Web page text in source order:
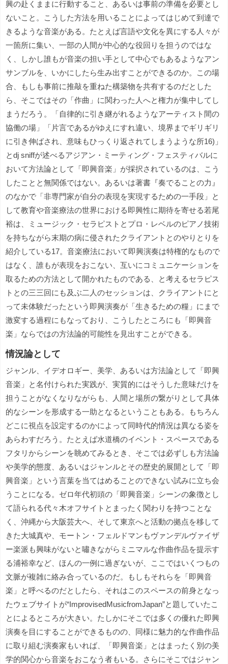
興の赴くままに行動すること、あるいは事前の準備を必要とし
ないこと。こうした方法を用いることによってはじめて到達で
きるような音楽がある。たとえば言語や文化を異にする人々が
一箇所に集い、一部の人間が中心的な役回りを担うのではな
く、しかし誰もが音楽の担い手として中心でもあるようなアン
サンブルを、いかにしたら生み出すことができるのか。この場
合、もしも事前に推敲を重ねた構築物を共有するのだとした
ら、そこではその「作曲」に関わった人へと権力が集中してし
まうだろう。「自律的に引き継がれるようなアーティスト間の
協働の場」「片言であるがゆえにすれ違い、境界までギリギリ
に引き伸ばされ、意味もひっくり返されてしまうような所16)」
とdj sniffが述べるアジアン・ミーティング・フェスティバルに
おいて方法論として「即興音楽」が採択されているのは、こう
したことと無関係ではない。あるいは著書『奏でることの力』
のなかで「非専門家が自分の表現を実現するための一手段」と
して教育や音楽療法の世界における即興性に期待を寄せる若尾
裕は、ミュージック・セラピストとプロ・レベルのピアノ技術
を持ちながら末期の病に侵されたクライアントとのやりとりを
紹介している17。音楽療法において即興演奏は特権的なもので
はなく、誰もが表現をおこない、互いにコミュニケーションを
取るための方法として開かれたものである、と考えるセラピス
トとの三三回にも及ぶ二人のセッションは、クライアントにと
って未体験だったという即興演奏が「生きるための糧」にまで
激変する過程にもなっており、こうしたところにも「即興音
楽」ならではの方法論的可能性を見出すことができる。
情況論として
ジャンル、イデオロギー、美学、あるいは方法論として「即興
音楽」と名付けられた実践が、実質的にはそうした意味だけを
担うことがなくなりながらも、人間と場所の繋がりとして具体
的なシーンを形成する一助となるということもある。もちろん
どこに視点を設定するのかによって同時代的情況は異なる姿を
あらわすだろう。たとえば水道橋のイベント・スペースである
フタリからシーンを眺めてみるとき、そこでは必ずしも方法論
や美学的態度、あるいはジャンルとその歴史的展開として「即
興音楽」という言葉を当てはめることのできない試みに立ち会
うことになる。ゼロ年代初頭の「即興音楽」シーンの象徴とし
て語られる代々木オフサイトとまったく関わりを持つことな
く、沖縄から大阪芸大へ、そして東京へと活動の拠点を移して
きた大城真や、モートン・フェルドマンもヴァンデルヴァイザ
ー楽派も興味がないと嘯きながらミニマルな作曲作品を提示す
る浦裕幸など、ほんの一例に過ぎないが、ここではいくつもの
文脈が複雑に絡み合っているのだ。もしもそれらを「即興音
楽」と呼べるのだとしたら、それはこのスペースの前身となっ
たウェブサイトが“ImprovisedMusicfromJapan”と題していたこ
とによるところが大きい。たしかにそこでは多くの優れた即興
演奏を目にすることができるものの、同様に魅力的な作曲作品
に取り組む演奏家もいれば、「即興音楽」とはまったく別の美
学的関心から音楽をおこなう者もいる。さらにそこではジャン